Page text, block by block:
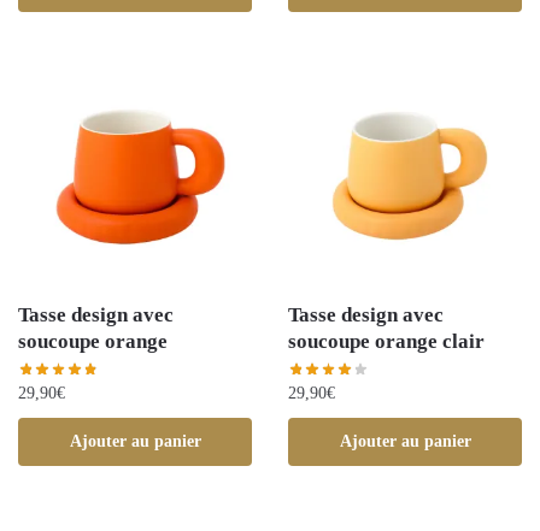
Tasse design avec
soucoupe orange
29,90€
Ajouter au panier
Tasse design avec
soucoupe orange clair
29,90€
Ajouter au panier